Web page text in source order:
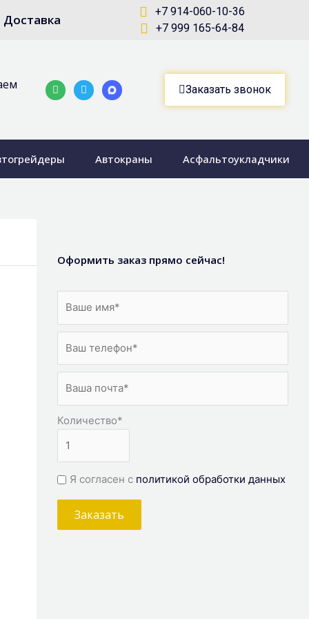
Доставка
+7 914-060-10-36
+7 999 165-64-84
WhatsappTelegram-
plane Заказать звонок
Автокраны Асфальтоукладчики
Оформить заказ прямо сейчас!
Количество*
Я согласен с политикой обработки данных
Заказать